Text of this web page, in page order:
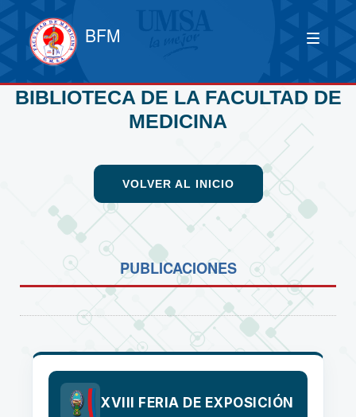
BFM
BIBLIOTECA DE LA FACULTAD DE
MEDICINA
VOLVER AL INICIO
PUBLICACIONES
XVIII FERIA DE EXPOSICIÓN